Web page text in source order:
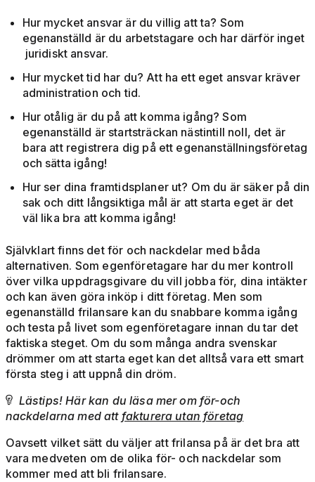
Hur mycket ansvar är du villig att ta? Som
egenanställd är du arbetstagare och har därför inget
juridiskt ansvar.
Hur mycket tid har du? Att ha ett eget ansvar kräver
administration och tid.
Hur otålig är du på att komma igång? Som
egenanställd är startsträckan nästintill noll, det är
bara att registrera dig på ett egenanställningsföretag
och sätta igång!
Hur ser dina framtidsplaner ut? Om du är säker på din
sak och ditt långsiktiga mål är att starta eget är det
väl lika bra att komma igång!
Självklart finns det för och nackdelar med båda
alternativen. Som egenföretagare har du mer kontroll
över vilka uppdragsgivare du vill jobba för, dina intäkter
och kan även göra inköp i ditt företag. Men som
egenanställd frilansare kan du snabbare komma igång
och testa på livet som egenföretagare innan du tar det
faktiska steget. Om du som många andra svenskar
drömmer om att starta eget kan det alltså vara ett smart
första steg i att uppnå din dröm.
 Lästips! Här kan du läsa mer om för-och
nackdelarna med att fakturera utan företag
Oavsett vilket sätt du väljer att frilansa på är det bra att
vara medveten om de olika för- och nackdelar som
kommer med att bli frilansare.